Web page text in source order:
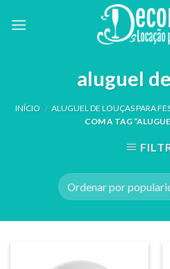
aluguel
INÍCIO / ALUGUEL DE LOUÇAS PARA
COM A TAG